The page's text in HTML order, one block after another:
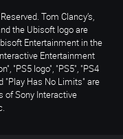
Tom Clancy’s,
the Ubisoft logo are
Entertainment in the
Entertainment
"PS5 logo", "PS5", "PS4
"Play Has No Limits" are
of Sony Interactive